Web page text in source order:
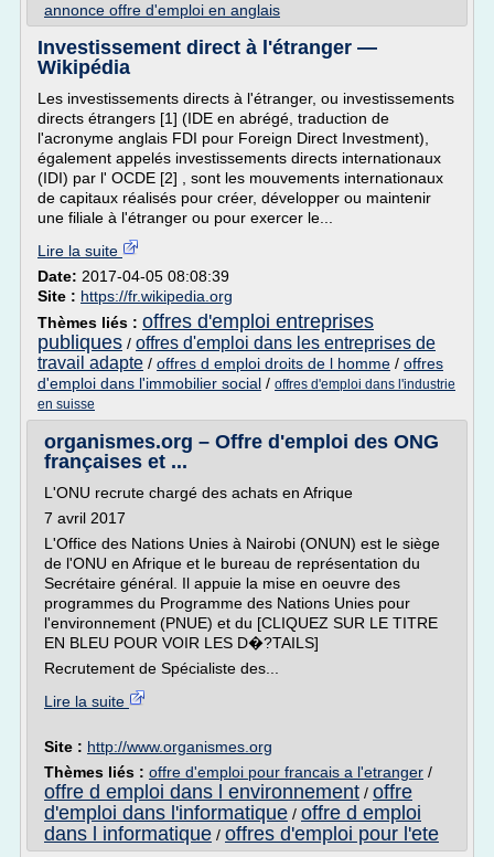
annonce offre d'emploi en anglais
Investissement direct à l'étranger —
Wikipédia
Les investissements directs à l'étranger, ou investissements
directs étrangers [1] (IDE en abrégé, traduction de
l'acronyme anglais FDI pour Foreign Direct Investment),
également appelés investissements directs internationaux
(IDI) par l' OCDE [2] , sont les mouvements internationaux
de capitaux réalisés pour créer, développer ou maintenir
une filiale à l'étranger ou pour exercer le...
Lire la suite
Date: 2017-04-05 08:08:39
Site : https://fr.wikipedia.org
Thèmes liés : offres d'emploi entreprises
publiques / offres d'emploi dans les entreprises de
travail adapte / offres d emploi droits de l homme / offres
d'emploi dans l'immobilier social / offres d'emploi dans l'industrie
en suisse
organismes.org – Offre d'emploi des ONG
françaises et ...
L'ONU recrute chargé des achats en Afrique
7 avril 2017
L'Office des Nations Unies à Nairobi (ONUN) est le siège
de l'ONU en Afrique et le bureau de représentation du
Secrétaire général. Il appuie la mise en oeuvre des
programmes du Programme des Nations Unies pour
l'environnement (PNUE) et du [CLIQUEZ SUR LE TITRE
EN BLEU POUR VOIR LES D�?TAILS]
Recrutement de Spécialiste des...
Lire la suite
Site : http://www.organismes.org
Thèmes liés : offre d'emploi pour francais a l'etranger /
offre d emploi dans l environnement / offre
d'emploi dans l'informatique / offre d emploi
dans l informatique / offres d'emploi pour l'ete